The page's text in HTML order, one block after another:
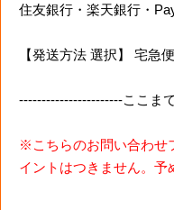
住友銀行・楽天銀行・
【発送方法 選択】 宅急
-----------------------ここま
※こちらのお問い合わせ
イントはつきません。予